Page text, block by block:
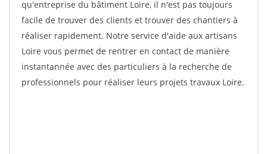
qu'entreprise du bâtiment Loire, il n'est pas toujours
facile de trouver des clients et trouver des chantiers à
réaliser rapidement. Notre service d'aide aux artisans
Loire vous permet de rentrer en contact de manière
instantannée avec des particuliers à la recherche de
professionnels pour réaliser leurs projets travaux Loire.